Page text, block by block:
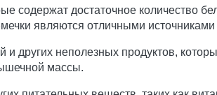
содержат достаточное количество
являются отличными источниками
других неполезных продуктов,
массы.